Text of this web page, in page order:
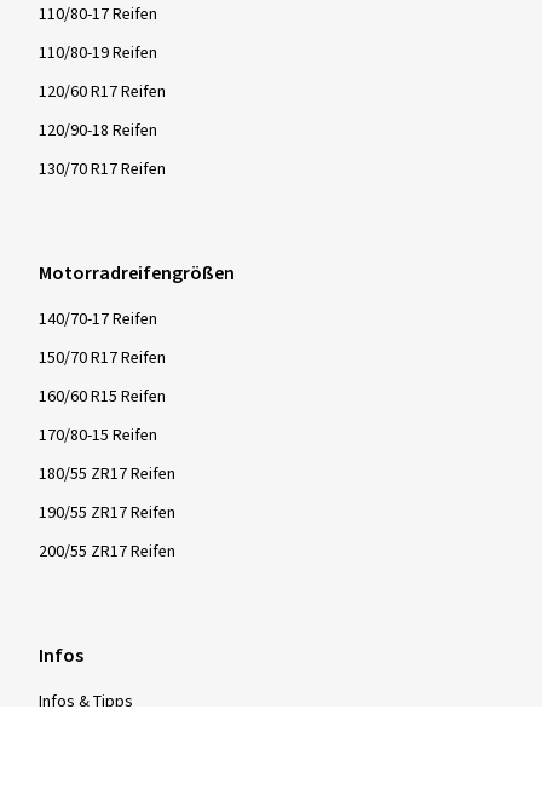
110/80-17 Reifen
110/80-19 Reifen
120/60 R17 Reifen
120/90-18 Reifen
130/70 R17 Reifen
Motorradreifengrößen
140/70-17 Reifen
150/70 R17 Reifen
160/60 R15 Reifen
170/80-15 Reifen
180/55 ZR17 Reifen
190/55 ZR17 Reifen
200/55 ZR17 Reifen
Infos
Infos & Tipps